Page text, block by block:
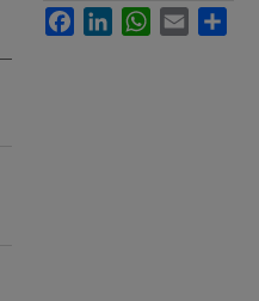
FacebookLinkedInWhatsApp
Email